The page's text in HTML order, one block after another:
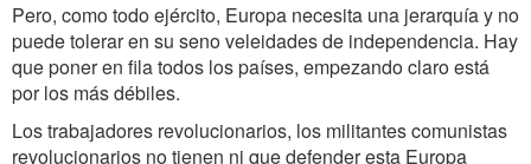
Pero, como todo ejército, Europa necesita una jerarquía y no
puede tolerar en su seno veleidades de independencia. Hay
que poner en fila todos los países, empezando claro está
por los más débiles.
Los trabajadores revolucionarios, los militantes comunistas
revolucionarios no tienen ni que defender esta Europa